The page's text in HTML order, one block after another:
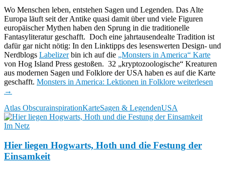
Wo Menschen leben, entstehen Sagen und Legenden. Das Alte
Europa läuft seit der Antike quasi damit über und viele Figuren
europäischer Mythen haben den Sprung in die traditionelle
Fantasyliteratur geschafft. Doch eine jahrtausendealte Tradition ist
dafür gar nicht nötig: In den Linktipps des lesenswerten Design- und
Nerdblogs Labelizerbin ich auf die „Monsters in America“ Karte
von Hog Island Press gestoßen. 32 „kryptozoologische“ Kreaturen
aus modernen Sagen und Folklore der USA haben es auf die Karte
geschafft. Monsters in America: Lektionen in Folklore weiterlesen
→
Atlas ObscurainspirationKarteSagen & LegendenUSA
Im Netz
Hier liegen Hogwarts, Hoth und die Festung der
Einsamkeit